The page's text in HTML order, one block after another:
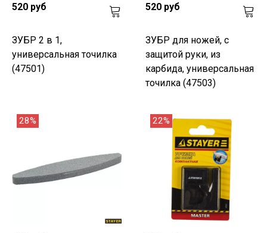
520 руб
ЗУБР 2 в 1,
универсальная точилка
(47501)
520 руб
ЗУБР для ножей, с
защитой руки, из
карбида, универсальная
точилка (47503)
28% 22%